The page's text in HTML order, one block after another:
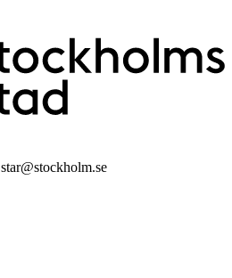
star@stockholm.se